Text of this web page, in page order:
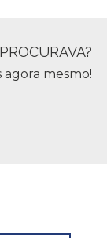
mesmo!